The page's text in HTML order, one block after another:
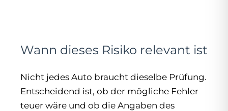
Wann dieses Risiko relevant ist
Nicht jedes Auto braucht dieselbe Prüfung.
Entscheidend ist, ob der mögliche Fehler
teuer wäre und ob die Angaben des